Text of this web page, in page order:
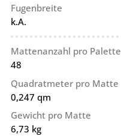
Fugenbreite
k.A.
Mattenanzahl pro Palette
48
Quadratmeter pro Matte
0,247 qm
Gewicht pro Matte
6,73 kg